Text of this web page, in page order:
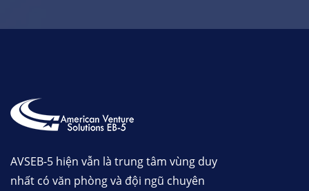
AVSEB-5 hiện vẫn là trung tâm vùng duy
nhất có văn phòng và đội ngũ chuyên